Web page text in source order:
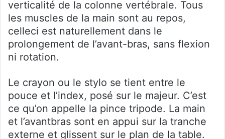
verticalité de la colonne vertébrale. Tous
les muscles de la main sont au repos,
celleci est naturellement dans le
prolongement de l’avant-bras, sans flexion
ni rotation.
Le crayon ou le stylo se tient entre le
pouce et l’index, posé sur le majeur. C’est
ce qu’on appelle la pince tripode. La main
et l’avantbras sont en appui sur la tranche
externe et glissent sur le plan de la table.